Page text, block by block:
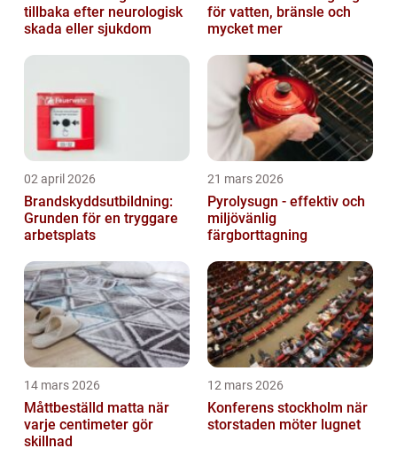
tillbaka efter neurologisk
skada eller sjukdom
för vatten, bränsle och
mycket mer
02 april 2026
Brandskyddsutbildning:
Grunden för en tryggare
arbetsplats
21 mars 2026
Pyrolysugn - effektiv och
miljövänlig
färgborttagning
14 mars 2026
Måttbeställd matta när
varje centimeter gör
skillnad
12 mars 2026
Konferens stockholm när
storstaden möter lugnet